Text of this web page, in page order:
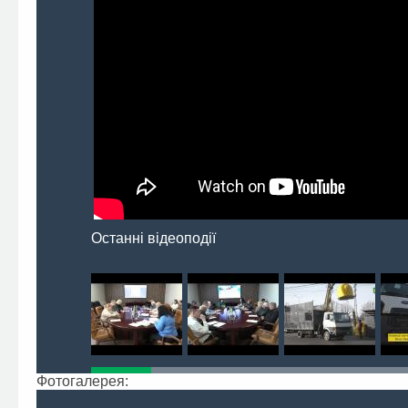
Останні відеоподії
Фотогалерея: